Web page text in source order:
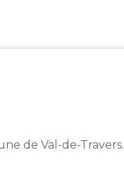
de Val-de-Travers.